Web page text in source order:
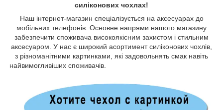
силіконових чохлах!
Наш інтернет-магазин спеціалізується на аксесуарах до
мобільних телефонів. Основне напрями нашого магазину
забезпечити споживача високоякісним захистом і стильним
аксесуаром. У нас є широкий асортимент силіконових чохлів,
з різноманітними картинками, які задовольнять смак навіть
найвимогливіших споживачів.